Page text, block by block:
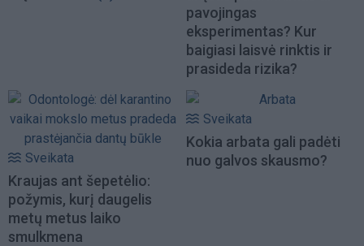
pavojingas
eksperimentas? Kur
baigiasi laisvė rinktis ir
prasideda rizika?
Sveikata
Kraujas ant šepetėlio:
požymis, kurį daugelis
metų metus laiko
smulkmena
Sveikata
Kokia arbata gali padėti
nuo galvos skausmo?